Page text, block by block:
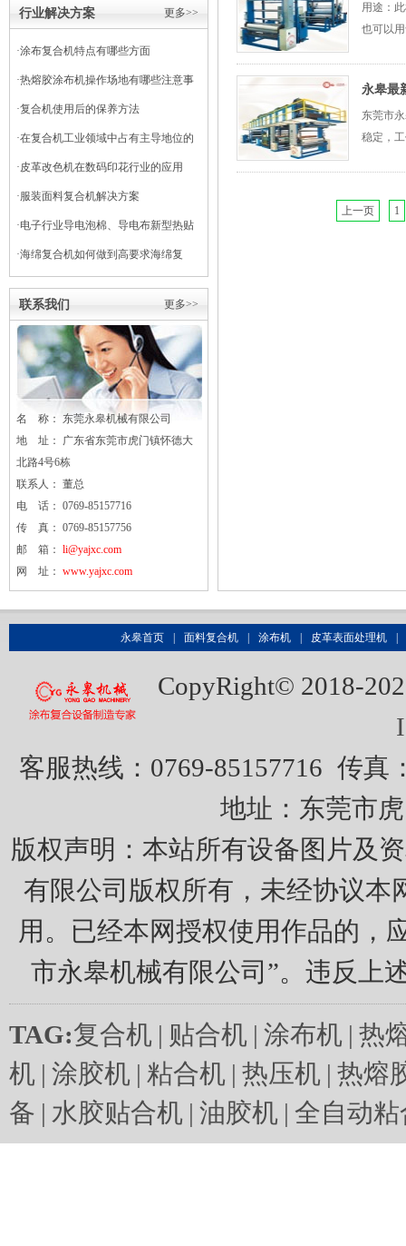
更多>>
行业解决方案
·涂布复合机特点有哪些方面
·热熔胶涂布机操作场地有哪些注意事
项
·复合机使用后的保养方法
·在复合机工业领域中占有主导地位的
干式复合机
·皮革改色机在数码印花行业的应用
·服装面料复合机解决方案
·电子行业导电泡棉、导电布新型热贴
复合
·海绵复合机如何做到高要求海绵复
更多>>
联系我们
名 称： 东莞永皋机械有限公司
地 址： 广东省东莞市虎门镇怀德大
北路4号6栋
联系人： 董总
电 话： 0769-85157716
传 真： 0769-85157756
邮 箱： li@yajxc.com
网 址： www.yajxc.com
用途：
也可以
永皋最
东莞市
稳定，
上一页 1
永皋首页 面料复合机 涂布机 皮革表面处理机
CopyRight© 2018-
客服热线：0769-85157716 传真
地址：东莞市
版权声明：本站所有设备图片及
有限公司版权所有，未经协议本
用。已经本网授权使用作品的，
市永皋机械有限公司”。违反上
TAG:复合机 | 贴合机 | 涂布机 | 热
机 | 涂胶机 | 粘合机 | 热压机 | 热熔
备 | 水胶贴合机 | 油胶机 | 全自动粘